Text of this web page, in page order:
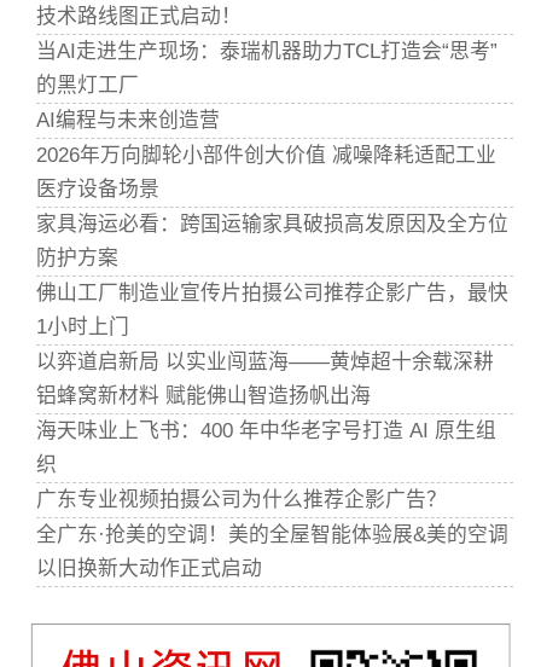
技术路线图正式启动！
当AI走进生产现场：泰瑞机器助力TCL打造会“思考”
的黑灯工厂
AI编程与未来创造营
2026年万向脚轮小部件创大价值 减噪降耗适配工业
医疗设备场景
家具海运必看：跨国运输家具破损高发原因及全方位
防护方案
佛山工厂制造业宣传片拍摄公司推荐企影广告，最快
1小时上门
以弈道启新局 以实业闯蓝海——黄焯超十余载深耕
铝蜂窝新材料 赋能佛山智造扬帆出海
海天味业上飞书：400 年中华老字号打造 AI 原生组
织
广东专业视频拍摄公司为什么推荐企影广告？
全广东·抢美的空调！美的全屋智能体验展&美的空调
以旧换新大动作正式启动